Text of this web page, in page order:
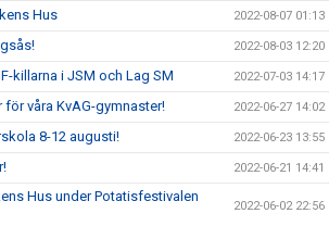
Hus 2022-08-07 01:13
2022-08-03 12:20
killarna i JSM och Lag SM 2022-07-03 14:17
våra KvAG-gymnaster! 2022-06-27 14:02
8-12 augusti! 2022-06-23 13:55
2022-06-21 14:41
Hus under Potatisfestivalen
2022-06-02 22:56